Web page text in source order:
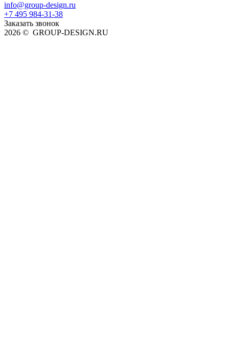
info@group-design.ru
+7 495 984-31-38
Заказать звонок
2026 © GROUP-DESIGN.RU